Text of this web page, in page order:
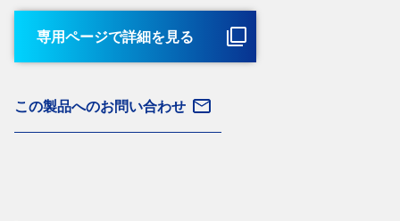
専用ページで詳細を見る
この製品へのお問い合わせ